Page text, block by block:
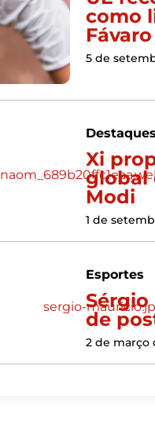
como
Fávaro
5 de
Destaques
Xi
global
Modi
1 de
Esportes
Sérgio
de
2 de março